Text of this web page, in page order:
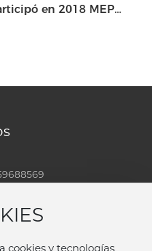
en 2018 MEP
industrial de Tiehu,
cookies y tecnologías